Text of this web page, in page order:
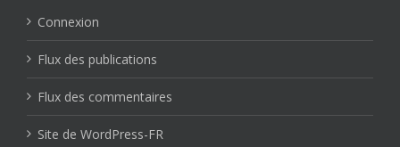
Connexion
Flux des publications
Flux des commentaires
Site de WordPress-FR